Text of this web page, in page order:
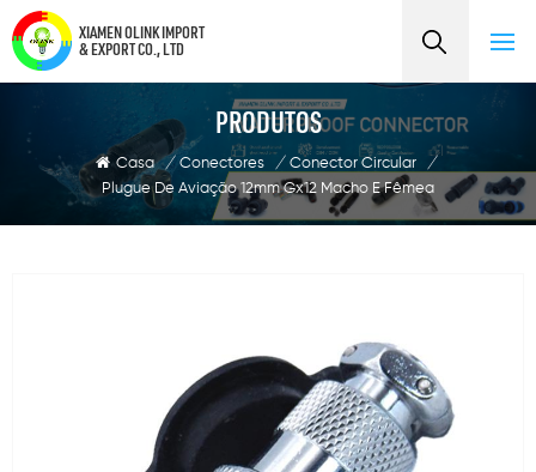
XIAMEN OLINK IMPORT
& EXPORT CO., LTD
PRODUTOS
Casa / Conectores / Conector Circular
/
Plugue De Aviação 12mm Gx12 Macho E Fêmea